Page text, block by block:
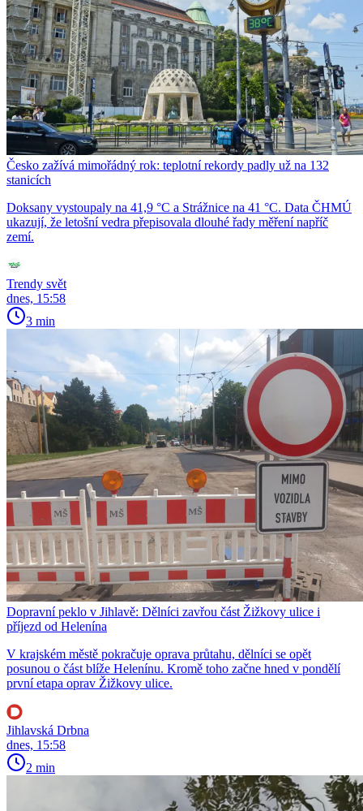
Česko zažívá mimořádný rok: teplotní rekordy padly už na 132
stanicích
Doksany vystoupaly na 41,9 °C a Strážnice na 41 °C. Data ČHMÚ
ukazují, že letošní vedra přepisovala dlouhé řady měření napříč
zemí.
Trendy svět
dnes, 15:58
3 min
Dopravní peklo v Jihlavě: Dělníci zavřou část Žižkovy ulice i
příjezd od Helenína
V krajském městě pokračuje oprava průtahu, dělníci se opět
posunou o část blíže Helenínu. Kromě toho začne hned v pondělí
první etapa oprav Žižkovy ulice.
Jihlavská Drbna
dnes, 15:58
2 min